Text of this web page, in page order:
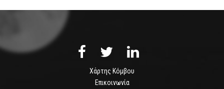
Χάρτης Κόμβου
Επικοινωνία